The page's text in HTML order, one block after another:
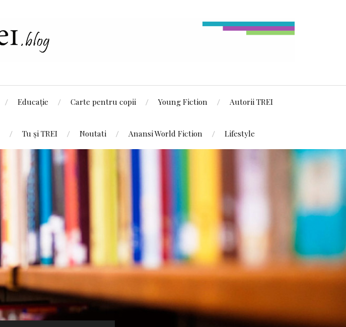
Educație Carte pentru copii Young Fiction Autorii TREI
Tu și TREI Noutati Anansi World Fiction Lifestyle